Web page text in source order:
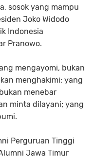
sosok yang mampu
Joko Widodo
Indonesia
Pranowo.
mengayomi, bukan
menghakimi; yang
menebar
minta dilayani; yang
Perguruan Tinggi
Jawa Timur